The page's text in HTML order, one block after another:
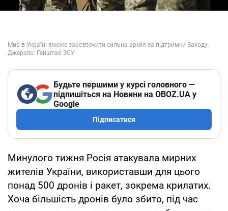
Будьте першими у курсі головного —
підпишіться на Новини на OBOZ.UA у
Google
Підписатися
Минулого тижня Росія атакувала мирних
жителів України, використавши для цього
понад 500 дронів і ракет, зокрема крилатих.
Хоча більшість дронів було збито, під час